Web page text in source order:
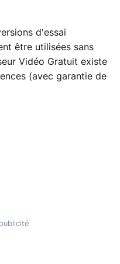
d'essai
être utilisées sans
Vidéo Gratuit existe
(avec garantie de